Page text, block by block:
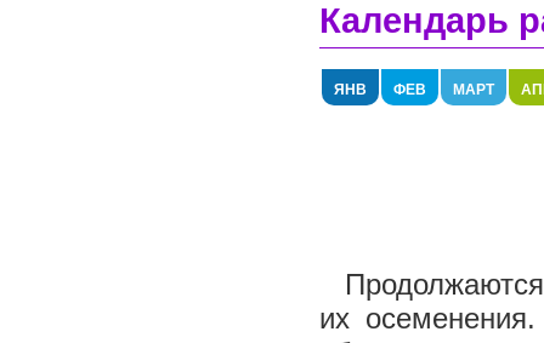
Календарь
ЯНВ ФЕВ МАРТ
их